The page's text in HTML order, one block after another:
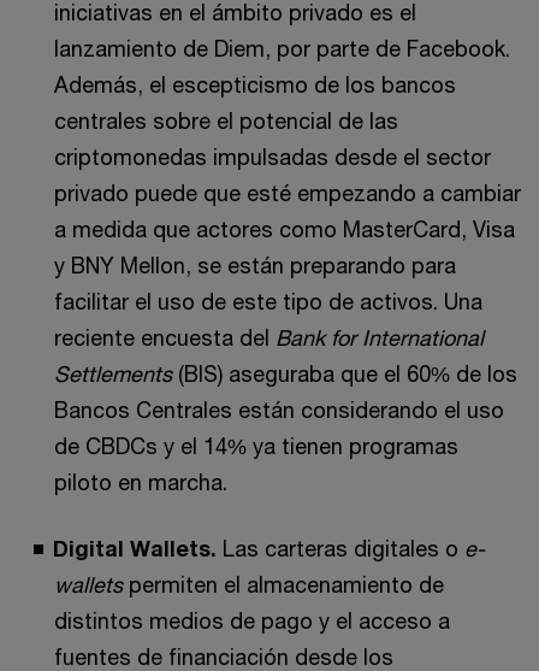
iniciativas en el ámbito privado es el
lanzamiento de Diem, por parte de Facebook.
Además, el escepticismo de los bancos
centrales sobre el potencial de las
criptomonedas impulsadas desde el sector
privado puede que esté empezando a cambiar
a medida que actores como MasterCard, Visa
y BNY Mellon, se están preparando para
facilitar el uso de este tipo de activos. Una
reciente encuesta del Bank for International
Settlements(BIS) aseguraba que el 60% de los
Bancos Centrales están considerando el uso
de CBDCs y el 14% ya tienen programas
piloto en marcha.
Digital Wallets. Las carteras digitales o e-
wallets permiten el almacenamiento de
distintos medios de pago y el acceso a
fuentes de financiación desde los